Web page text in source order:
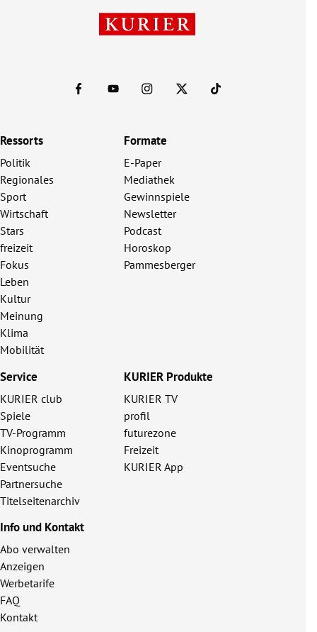
Ressorts
Politik
Regionales
Sport
Wirtschaft
Stars
freizeit
Fokus
Leben
Kultur
Meinung
Klima
Mobilität
Formate
E-Paper
Mediathek
Gewinnspiele
Newsletter
Podcast
Horoskop
Pammesberger
Service
KURIER club
Spiele
TV-Programm
Kinoprogramm
Eventsuche
Partnersuche
Titelseitenarchiv
KURIER Produkte
KURIER TV
profil
futurezone
Freizeit
KURIER App
Info und Kontakt
Abo verwalten
Anzeigen
Werbetarife
FAQ
Kontakt